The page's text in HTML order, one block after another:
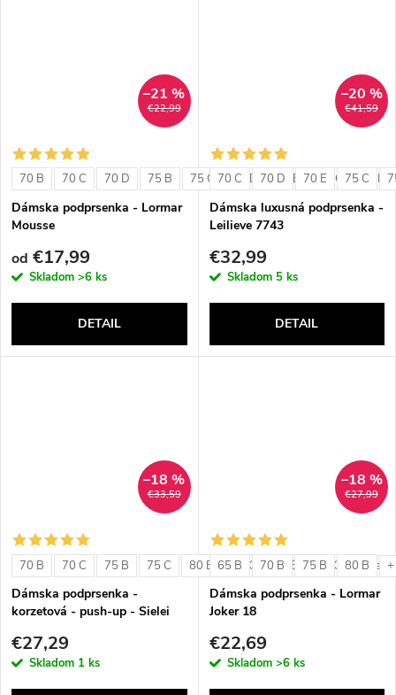
€22,99
–21 %
70 B 70 C 70 D 75 B 75 C 75 D 80 B 80 C 80 D
Dámska podprsenka - Lormar
Mousse
od €17,99
Skladom >6 ks
DETAIL
€41,59
–20 %
70 C 70 D 70 E 75 C
Dámska luxusná podprsenka -
Leilieve 7743
€32,99
Skladom 5 ks
DETAIL
€33,59
–18 %
70 B 70 C 75 B 75 C 80 B 80 C 85 B 85 C +
Dámska podprsenka -
korzetová - push-up - Sielei
€27,29
Skladom 1 ks
€27,99
–18 %
65 B 70 B 75 B 80 B
Dámska podprsenka - Lormar
Joker 18
€22,69
Skladom >6 ks